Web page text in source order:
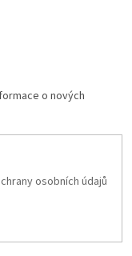
o nových
osobních údajů